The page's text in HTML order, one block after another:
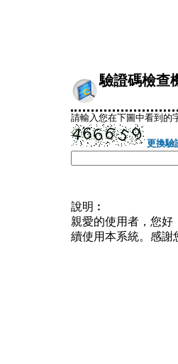
驗證碼檢查
請輸入您在下圖中看到的
更換驗
說明︰
親愛的使用者，您好
續使用本系統。感謝